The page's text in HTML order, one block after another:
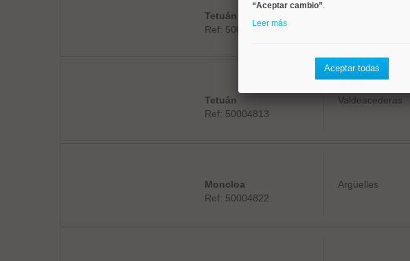
Tetuán
Ref: 50004767
Tetuán
Ref: 50004813
Valdeacederas
Moncloa
Ref: 50004822
Argüelles
“Aceptar cambio”.
Leer más
Aceptar todas